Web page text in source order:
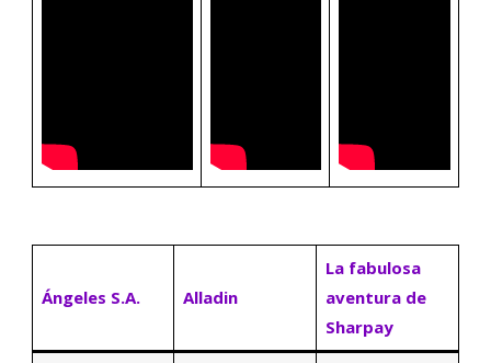
Ángeles S.A. Alladin
La fabulosa
aventura de
Sharpay